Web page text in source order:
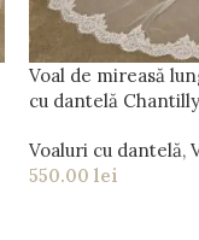
Voal de mireasă
cu dantelă
Voaluri cu dantelă,
550.00 lei